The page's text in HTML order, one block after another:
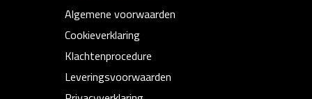
Algemene voorwaarden
Cookieverklaring
Klachtenprocedure
Leveringsvoorwaarden